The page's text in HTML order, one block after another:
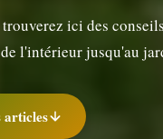
ici des
l'intérieur jusqu'au
articles